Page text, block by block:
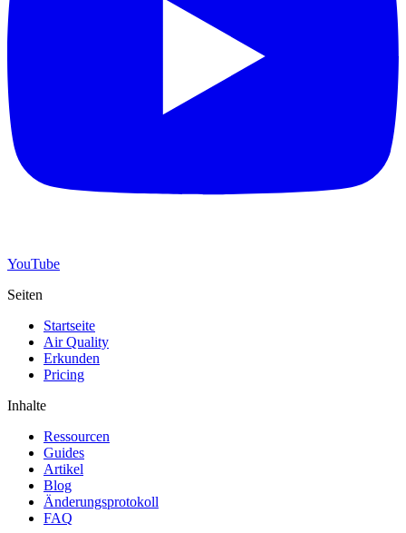
YouTube
Seiten
Startseite
Air Quality
Erkunden
Pricing
Inhalte
Ressourcen
Guides
Artikel
Blog
Änderungsprotokoll
FAQ